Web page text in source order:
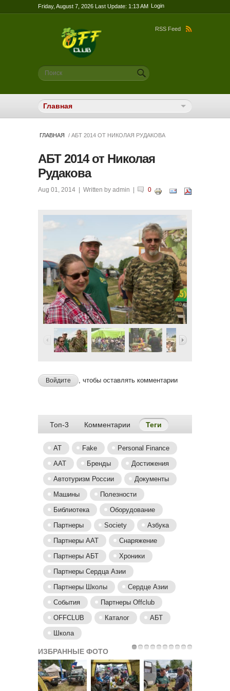
Friday, August 7, 2026 Last Update: 1:13 AM Login
RSS Feed
Форма поиска
Поиск
ГЛАВНАЯ / АБТ 2014 ОТ НИКОЛАЯ РУДАКОВА
АБТ 2014 от Николая
Рудакова
Aug 01, 2014 | Written by admin 0
Войдите , чтобы оставлять комментарии
Топ-3 Комментарии Теги (активная
AT Fake
Personal Finance
ААТ
Бренды
Достижения
Автотуризм России
Документы
Машины
Полезности
Библиотека
Оборудование
Партнеры
Society
Азбука
Партнеры AAT
Снаряжение
Партнеры АБТ
Хроники
Партнеры Сердца Азии
Партнеры Школы
Сердце Азии
События
Партнеры Offclub
OFFCLUB
Каталог
АБТ
Школа
ИЗБРАННЫЕ ФОТО